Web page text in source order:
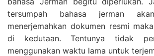
tersumpah bahasa jerman
menerjemahkan dokumen resmi
di kedutaan. Tentunya tidak
menggunakan waktu lama untuk